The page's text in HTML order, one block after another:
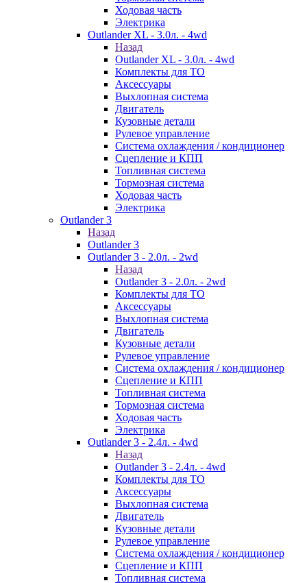
Ходовая часть
Электрика
Outlander XL - 3.0л. - 4wd
Назад
Outlander XL - 3.0л. - 4wd
Комплекты для ТО
Аксессуары
Выхлопная система
Двигатель
Кузовные детали
Рулевое управление
Система охлаждения / кондиционер
Сцепление и КПП
Топливная система
Тормозная система
Ходовая часть
Электрика
Outlander 3
Назад
Outlander 3
Outlander 3 - 2.0л. - 2wd
Назад
Outlander 3 - 2.0л. - 2wd
Комплекты для ТО
Аксессуары
Выхлопная система
Двигатель
Кузовные детали
Рулевое управление
Система охлаждения / кондиционер
Сцепление и КПП
Топливная система
Тормозная система
Ходовая часть
Электрика
Outlander 3 - 2.4л. - 4wd
Назад
Outlander 3 - 2.4л. - 4wd
Комплекты для ТО
Аксессуары
Выхлопная система
Двигатель
Кузовные детали
Рулевое управление
Система охлаждения / кондиционер
Сцепление и КПП
Топливная система